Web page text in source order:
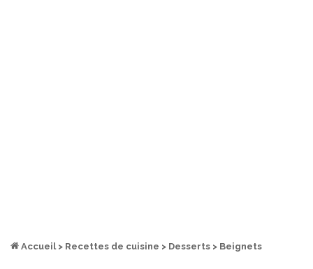
Accueil > Recettes de cuisine > Desserts > Beignets